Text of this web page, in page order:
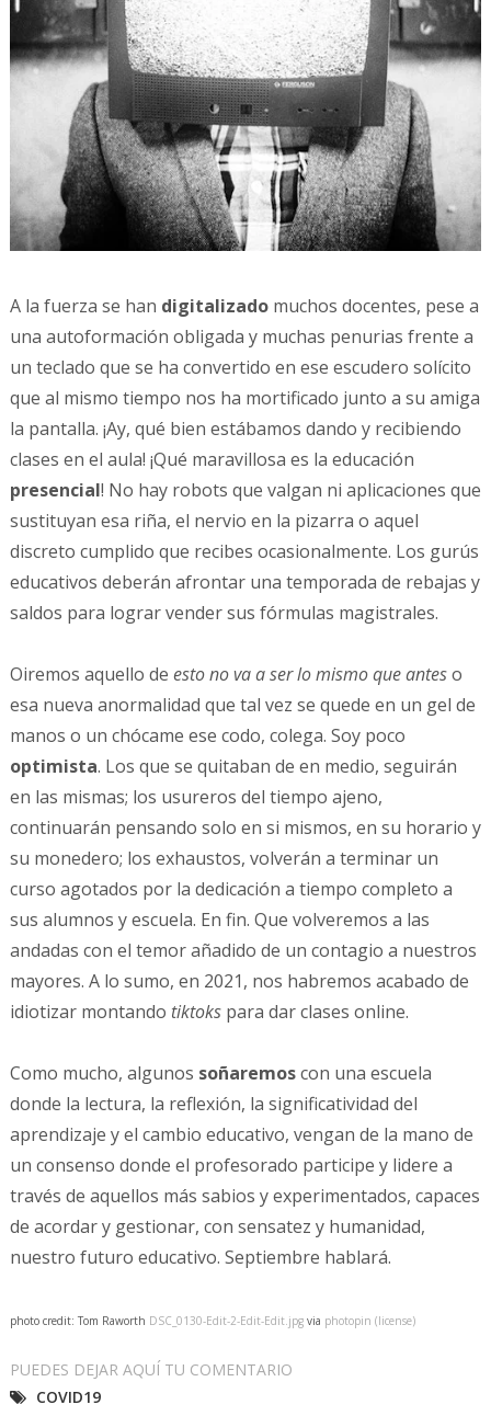
A la fuerza se han digitalizado muchos docentes, pese a
una autoformación obligada y muchas penurias frente a
un teclado que se ha convertido en ese escudero solícito
que al mismo tiempo nos ha mortificado junto a su amiga
la pantalla. ¡Ay, qué bien estábamos dando y recibiendo
clases en el aula! ¡Qué maravillosa es la educación
presencial! No hay robots que valgan ni aplicaciones que
sustituyan esa riña, el nervio en la pizarra o aquel
discreto cumplido que recibes ocasionalmente. Los gurús
educativos deberán afrontar una temporada de rebajas y
saldos para lograr vender sus fórmulas magistrales.
Oiremos aquello de esto no va a ser lo mismo que anteso
esa nueva anormalidad que tal vez se quede en un gel de
manos o un chócame ese codo, colega. Soy poco
optimista. Los que se quitaban de en medio, seguirán
en las mismas; los usureros del tiempo ajeno,
continuarán pensando solo en si mismos, en su horario y
su monedero; los exhaustos, volverán a terminar un
curso agotados por la dedicación a tiempo completo a
sus alumnos y escuela. En fin. Que volveremos a las
andadas con el temor añadido de un contagio a nuestros
mayores. A lo sumo, en 2021, nos habremos acabado de
idiotizar montando tiktoks para dar clases online.
Como mucho, algunos soñaremoscon una escuela
donde la lectura, la reflexión, la significatividad del
aprendizaje y el cambio educativo, vengan de la mano de
un consenso donde el profesorado participe y lidere a
través de aquellos más sabios y experimentados, capaces
de acordar y gestionar, con sensatez y humanidad,
nuestro futuro educativo. Septiembre hablará.
photo credit: Tom Raworth DSC_0130-Edit-2-Edit-Edit.jpgvia photopin (license)
PUEDES DEJAR AQUÍ TU COMENTARIO
COVID19